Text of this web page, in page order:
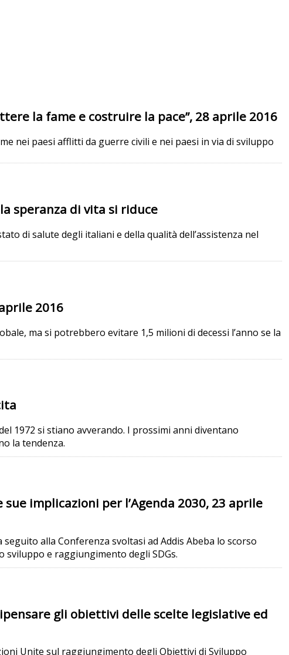
la fame e costruire la pace”, 28 aprile 2016
nei paesi afflitti da guerre civili e nei paesi in via di sviluppo
speranza di vita si riduce
di salute degli italiani e della qualità dell’assistenza nel
2016
ma si potrebbero evitare 1,5 milioni di decessi l’anno se la
1972 si stiano avverando. I prossimi anni diventano
la tendenza.
implicazioni per l’Agenda 2030, 23 aprile
alla Conferenza svoltasi ad Addis Abeba lo scorso
e raggiungimento degli SDGs.
gli obiettivi delle scelte legislative ed
Unite sul raggiungimento degli Obiettivi di Sviluppo